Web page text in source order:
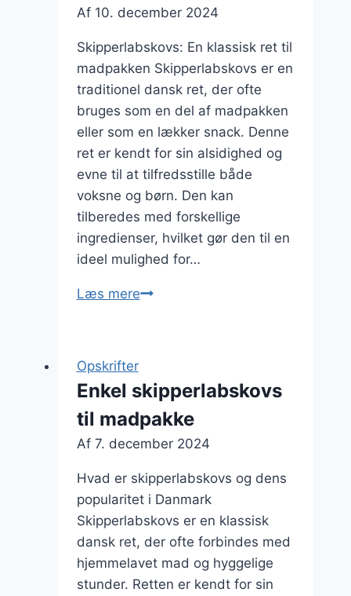
Af 10. december 2024
Skipperlabskovs: En klassisk ret til
madpakken Skipperlabskovs er en
traditionel dansk ret, der ofte
bruges som en del af madpakken
eller som en lækker snack. Denne
ret er kendt for sin alsidighed og
evne til at tilfredsstille både
voksne og børn. Den kan
tilberedes med forskellige
ingredienser, hvilket gør den til en
ideel mulighed for…
Læs mereSkipperlabskovs
Opskrifter
Enkel skipperlabskovs
til madpakke
Af 7. december 2024
Hvad er skipperlabskovs og dens
popularitet i Danmark
Skipperlabskovs er en klassisk
dansk ret, der ofte forbindes med
hjemmelavet mad og hyggelige
stunder. Retten er kendt for sin